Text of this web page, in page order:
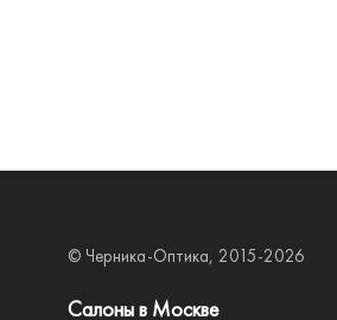
© Черника-Оптика, 2015-2026
Салоны в Москве